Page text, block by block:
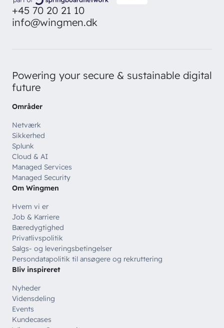
+45 70 20 21 10
info@wingmen.dk
Powering your secure & sustainable digital
future
Områder
Netværk
Sikkerhed
Splunk
Cloud & AI
Managed Services
Managed Security
Om Wingmen
Hvem vi er
Job & Karriere
Bæredygtighed
Privatlivspolitik
Salgs- og leveringsbetingelser
Persondatapolitik til ansøgere og rekruttering
Bliv inspireret
Nyheder
Vidensdeling
Events
Kundecases